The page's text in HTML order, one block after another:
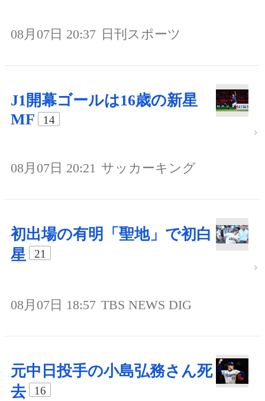
08月07日 20:37 日刊スポーツ
J1開幕ゴールは16歳の新星
MF
14
08月07日 20:21 サッカーキング
初出場の有明「聖地」で初白
星
21
08月07日 18:57 TBS NEWS DIG
元中日投手の小島弘務さん死
去
16